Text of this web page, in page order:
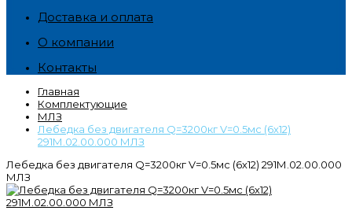
Доставка и оплата
О компании
Контакты
Главная
Комплектующие
МЛЗ
Лебедка без двигателя Q=3200кг V=0.5мс (6х12)
291М.02.00.000 МЛЗ
Лебедка без двигателя Q=3200кг V=0.5мс (6х12) 291М.02.00.000
МЛЗ